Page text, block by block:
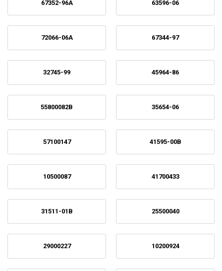
67352-96A 63596-06
72066-06A 67344-97
32745-99 45964-86
55800082B 35654-06
57100147 41595-00B
10500087 41700433
31511-01B 25500040
29000227 10200924